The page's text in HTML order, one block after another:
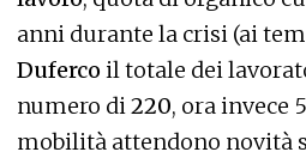
anni durante la crisi (ai
Duferco il totale dei
numero di220, ora invece
mobilità attendono novità